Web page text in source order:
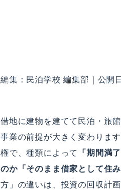
編集：民泊学校 編集部｜公開
借地に建物を建てて民泊・旅
事業の前提が大きく変わりま
権で、種類によって
「期間満
のか「そのまま借家として住
方」の違いは、投資の回収計